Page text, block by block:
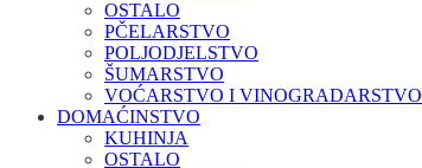
OSTALO
PČELARSTVO
POLJODJELSTVO
ŠUMARSTVO
VOĆARSTVO I VINOGRADARSTVO
DOMAĆINSTVO
KUHINJA
OSTALO